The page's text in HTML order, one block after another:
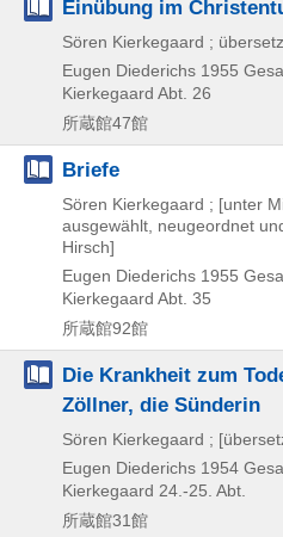
Einübung im
Sören Kierkegaard ;
Eugen Diederichs 1955
Kierkegaard Abt. 26
所蔵館47館
Briefe
Sören Kierkegaard ; [unter
ausgewählt, neugeordnet
Hirsch]
Eugen Diederichs 1955
Kierkegaard Abt. 35
所蔵館92館
Die Krankheit zum
Zöllner, die Sünderin
Sören Kierkegaard ;
Eugen Diederichs 1954
Kierkegaard 24.-25. Abt.
所蔵館31館